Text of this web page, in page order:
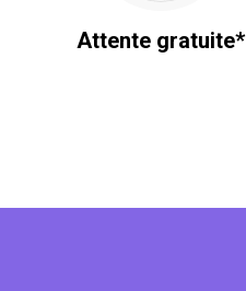
Attente gratuite*